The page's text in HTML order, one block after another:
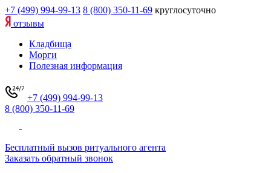
+7 (499) 994-99-13 8 (800) 350-11-69 круглосуточно
отзывы
Кладбища
Морги
Полезная информация
+7 (499) 994-99-13
8 (800) 350-11-69
Бесплатный вызов ритуального агента
Заказать обратный звонок